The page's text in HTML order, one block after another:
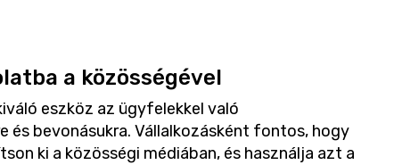
a közösségével
eszköz az ügyfelekkel való
és bevonásukra. Vállalkozásként fontos, hogy
ki a közösségi médiában, és használja azt a